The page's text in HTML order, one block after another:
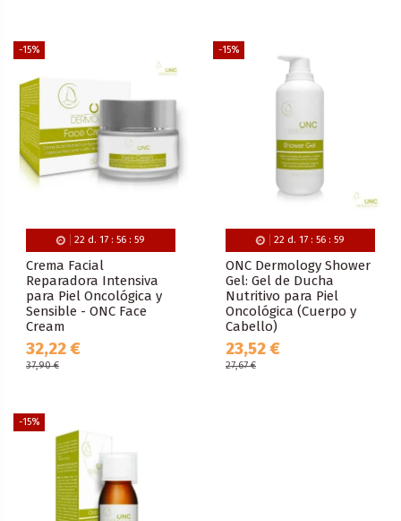
-15%
22 d. 17 :56 :59
Crema Facial
Reparadora Intensiva
para Piel Oncológica y
Sensible - ONC Face
Cream
32,22 €
37,90 €
-15%
22 d. 17 :56 :59
ONC Dermology Shower
Gel: Gel de Ducha
Nutritivo para Piel
Oncológica (Cuerpo y
Cabello)
23,52 €
27,67 €
-15%